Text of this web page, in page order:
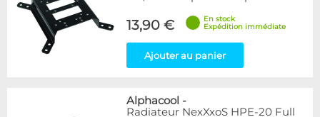
13,90 €
En stock
Expédition immédiate
Ajouter au panier
Alphacool -
Radiateur NexXxoS HPE-20 Full